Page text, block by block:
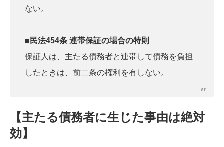
ない。
■民法454条 連帯保証の場合の特則
保証人は、主たる債務者と連帯して債務を負担
したときは、前二条の権利を有しない。
【主たる債務者に生じた事由は絶対
効】